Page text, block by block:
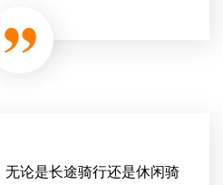
论是长途骑行还是休闲骑